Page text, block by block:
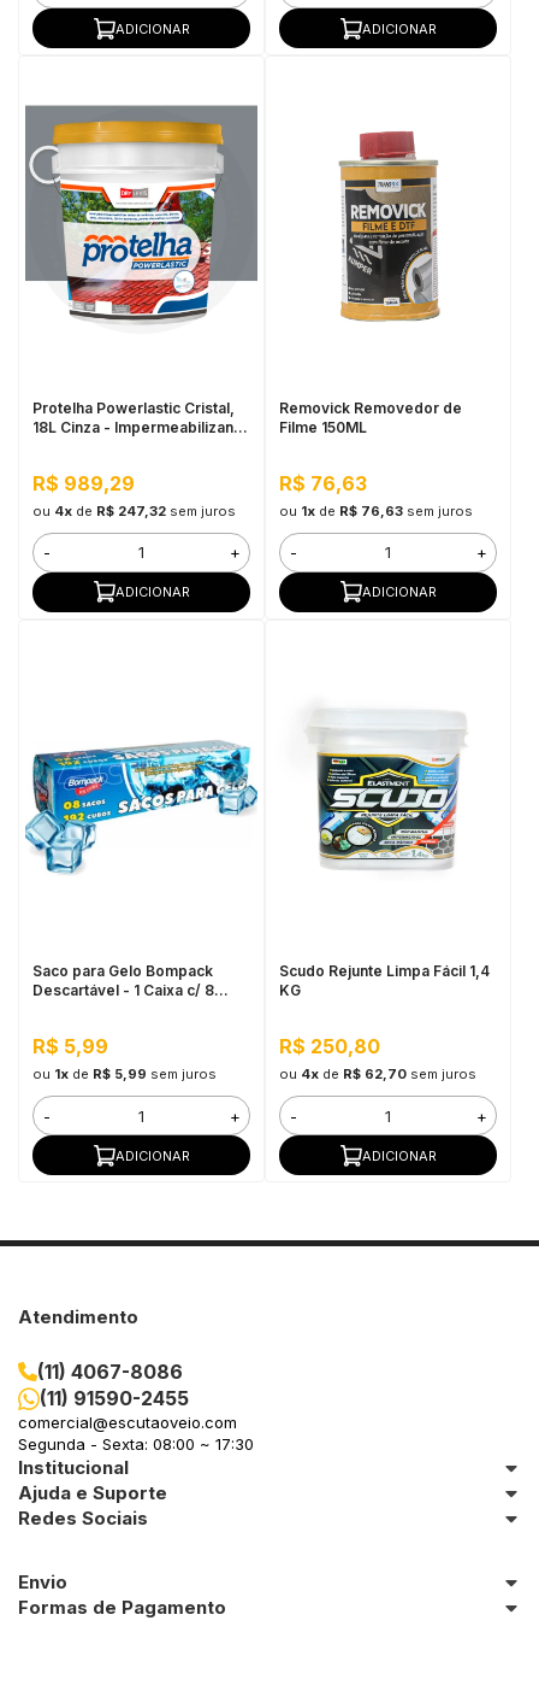
ADICIONAR ADICIONAR
Protelha Powerlastic Cristal,
18L Cinza - Impermeabilizante
R$ 989,29
ou 4xde R$ 247,32 sem juros
- +
ADICIONAR
Removick Removedor de
Filme 150ML
R$ 76,63
ou 1xde R$ 76,63 sem juros
- +
ADICIONAR
Saco para Gelo Bompack
Descartável - 1 Caixa c/ 8
R$ 5,99
ou 1xde R$ 5,99 sem juros
- +
ADICIONAR
Scudo Rejunte Limpa Fácil 1,4
KG
R$ 250,80
ou 4xde R$ 62,70 sem juros
- +
ADICIONAR
Atendimento
(11) 4067-8086
(11) 91590-2455
comercial@escutaoveio.com
Segunda - Sexta: 08:00 ~ 17:30
Institucional
Ajuda e Suporte
Redes Sociais
Envio
Formas de Pagamento